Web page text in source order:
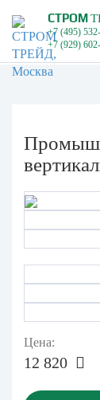
СТРОМ
+7 (495)
+7 (929)
Цена:
12 820